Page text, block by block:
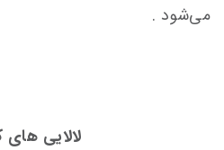
می‌شود .
لالایی های